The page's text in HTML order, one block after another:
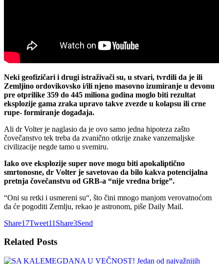
Neki geofizičari i drugi istraživači su, u stvari, tvrdili da je ili
Zemljino ordovikovsko i/ili njeno masovno izumiranje u devonu
pre otprilike 359 do 445 miliona godina moglo biti rezultat
eksplozije gama zraka upravo takve zvezde u kolapsu ili crne
rupe- formiranje događaja.
Ali dr Volter je naglasio da je ovo samo jedna hipoteza zašto
čovečanstvo tek treba da zvanično otkrije znake vanzemaljske
civilizacije negde tamo u svemiru.
Iako ove eksplozije super nove mogu biti apokaliptično
smrtonosne, dr Volter je savetovao da bilo kakva potencijalna
pretnja čovečanstvu od GRB-a “nije vredna brige”.
“Oni su retki i usmereni su“, što čini mnogo manjom verovatnoćom
da će pogoditi Zemlju, rekao je astronom, piše Daily Mail.
Share17Tweet11 Share3Send
Related Posts